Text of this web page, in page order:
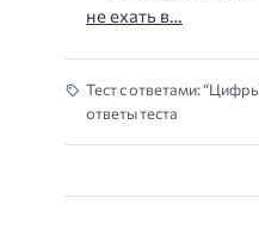
не ехать в…
Тест с ответами:
ответы теста